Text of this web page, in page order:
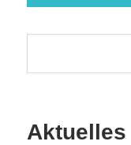
Aktuelles